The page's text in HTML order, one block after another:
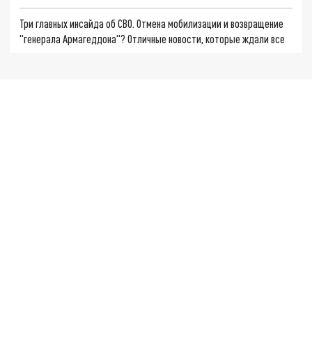
Три главных инсайда об СВО. Отмена мобилизации и возвращение
"генерала Армагеддона"? Отличные новости, которые ждали все